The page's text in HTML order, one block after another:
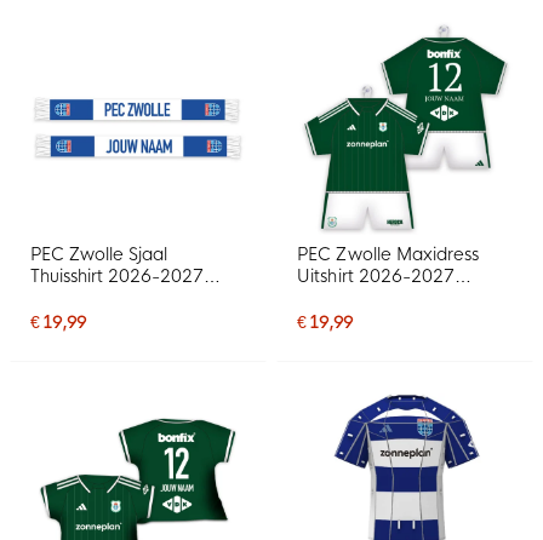
PEC Zwolle Sjaal
Thuisshirt 2026-2027
€ 19,99
PEC Zwolle Maxidress
Uitshirt 2026-2027
€ 19,99